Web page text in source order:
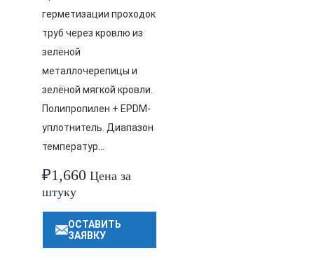
герметизации проходок
труб через кровлю из
зелёной
металлочерепицы и
зелёной мягкой кровли.
Полипропилен + EPDM-
уплотнитель. Диапазон
температур…
₽1,660 Цена за
штуку
ОСТАВИТЬ
ЗАЯВКУ